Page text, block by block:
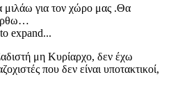
μιλάω για τον χώρο μας .Θα
expand...
μη Κυρίαρχο, δεν έχω
που δεν είναι υποτακτικοί,